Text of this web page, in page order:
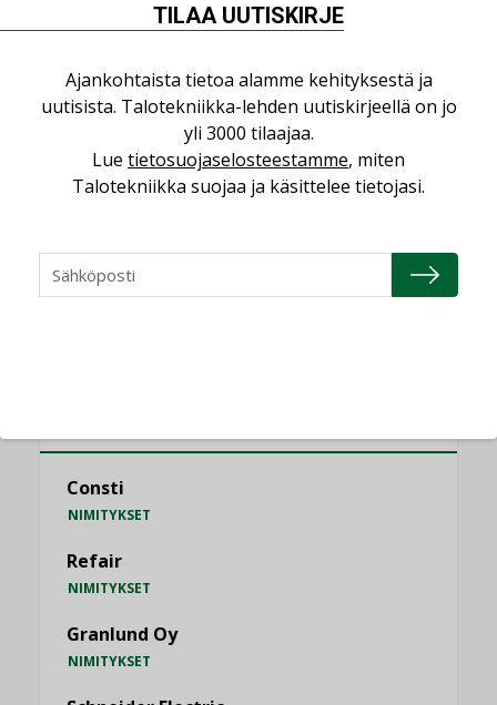
Miten varmistetaan EPD-dokumenteista
saatavien tietojen vertailukelpoisuus?
Vesi- ja viemärimitoittaminen on
jämähtänyt ajassa paikalleen
KATSO KAIKKI
Consti
NIMITYKSET
Refair
NIMITYKSET
Granlund Oy
NIMITYKSET
TILAA UUTISKIRJE
Ajankohtaista tietoa alamme kehityksestä ja
uutisista. Talotekniikka-lehden uutiskirjeellä on jo
yli 3000 tilaajaa.
Lue tietosuojaselosteestamme, miten
Talotekniikka suojaa ja käsittelee tietojasi.